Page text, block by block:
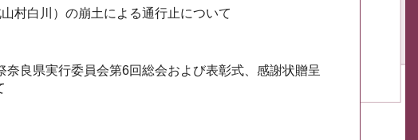
村白川）の崩土による通行止について
奈良県実行委員会第6回総会および表彰式、感謝状贈呈